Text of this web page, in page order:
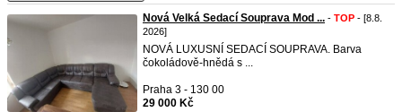
Nová Velká Sedací Souprava Mod ... - TOP - [8.8.
2026]
NOVÁ LUXUSNÍ SEDACÍ SOUPRAVA. Barva
čokoládově-hnědá s ...
Praha 3 - 130 00
29 000 Kč